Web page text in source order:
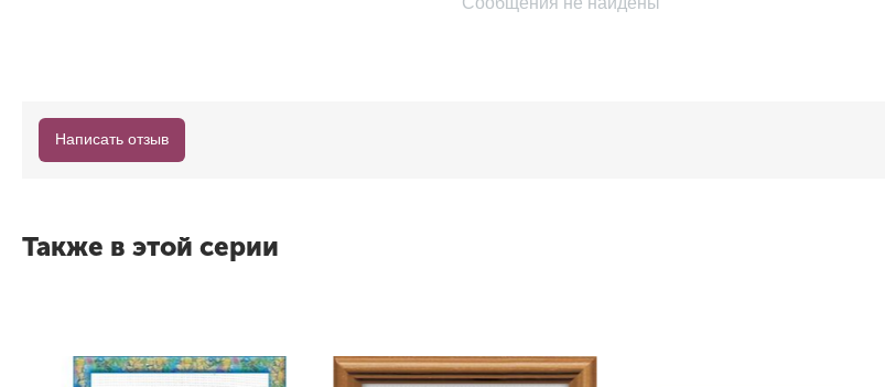
Написать отзыв
Также в этой серии